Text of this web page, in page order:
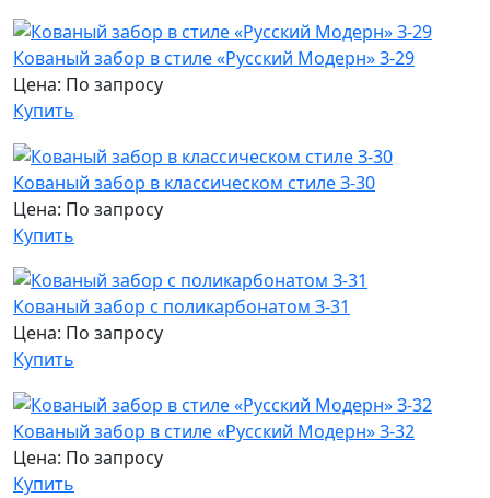
Кованый забор в стиле «Русский Модерн» З-29
Цена: По запросу
Купить
Кованый забор в классическом стиле З-30
Цена: По запросу
Купить
Кованый забор с поликарбонатом З-31
Цена: По запросу
Купить
Кованый забор в стиле «Русский Модерн» З-32
Цена: По запросу
Купить